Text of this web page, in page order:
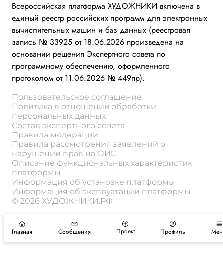
Всероссийская платформа ХУДОЖНИКИ включена в
единый реестр российских программ для электронных
вычислительных машин и баз данных (реестровая
запись № 33925 от 18.06.2026 произведена на
основании решения Экспертного совета по
программному обеспечению, оформленного
протоколом от 11.06.2026 № 449пр).
Пользовательское соглашение
Политика в отношении обработки
персональных данных
Состав экспертного совета
Правила модерации
Правила рассмотрения заявлений о
нарушении прав на ОИС
Описание функциональных характеристик
платформы
Информация об установке платформы
Информация об эксплуатации платформы
© 2026 ХУДОЖНИКИ.РФ
Главная Сообщения Проект Профиль